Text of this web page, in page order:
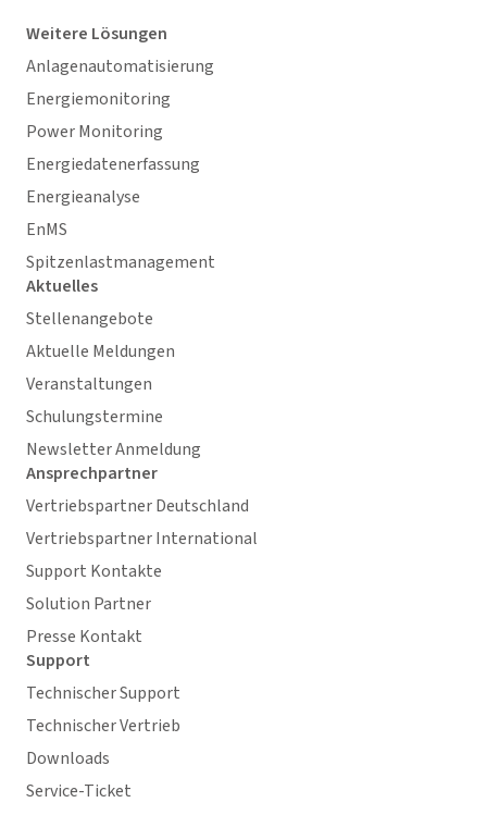
Weitere Lösungen
Anlagenautomatisierung
Energiemonitoring
Power Monitoring
Energiedatenerfassung
Energieanalyse
EnMS
Spitzenlastmanagement
Aktuelles
Stellenangebote
Aktuelle Meldungen
Veranstaltungen
Schulungstermine
Newsletter Anmeldung
Ansprechpartner
Vertriebspartner Deutschland
Vertriebspartner International
Support Kontakte
Solution Partner
Presse Kontakt
Support
Technischer Support
Technischer Vertrieb
Downloads
Service-Ticket